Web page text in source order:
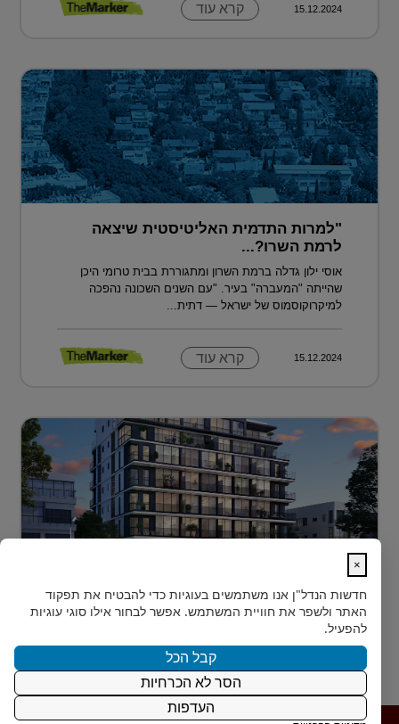
15.12.2024 קרא עוד
"למרות התדמית האליטיסטית שיצאה
לרמת השרו?...
אוסי ילון גדלה ברמת השרון ומתגוררת בבית טרומי היכן
שהייתה "המעברה" בעיר. "עם השנים השכונה נהפכה
למיקרוקוסמוס של ישראל — דתית...
15.12.2024 קרא עוד
בלב הצפון-הישן של תל אביב, במרחק דקות הליכה ספורות
מהלוקיישנים האייקוניים ביותר בעיר, מציעה Rozio
SELECTED - מותג הי?...
15.12.2024 קרא עוד
×
חדשות הנדל"ן אנו משתמשים בעוגיות כדי להבטיח את תפקוד
האתר ולשפר את חוויית המשתמש. אפשר לבחור אילו סוגי עוגיות
להפעיל.
קבל הכל
הסר לא הכרחיות
העדפות